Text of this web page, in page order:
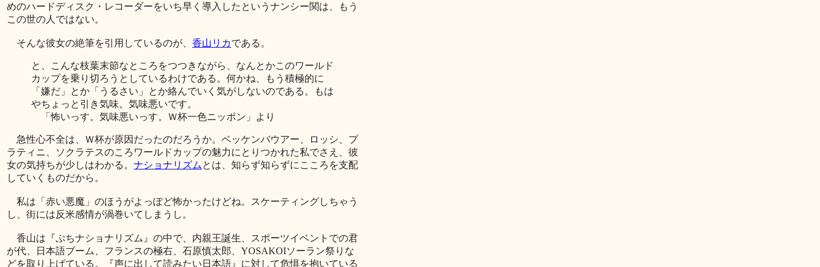
めのハードディスク・レコーダーをいち早く導入したというナンシー関は、もう
この世の人ではない。
そんな彼女の絶筆を引用しているのが、 香山リカである。
と、こんな枝葉末節なところをつつきながら、なんとかこのワールド
カップを乗り切ろうとしているわけである。何かね、もう積極的に
「嫌だ」とか「うるさい」とか絡んでいく気がしないのである。もは
やちょっと引き気味。気味悪いです。
「怖いっす。気味悪いっす。Ｗ杯一色ニッポン」より
急性心不全は、Ｗ杯が原因だったのだろうか。ベッケンバウアー、ロッシ、プ
ラティニ、ソクラテスのころワールドカップの魅力にとりつかれた私でさえ、彼
女の気持ちが少しはわかる。 ナショナリズム とは、知らず知らずにこころを支配
していくものだから。
私は「赤い悪魔」のほうがよっぽど怖かったけどね。スケーティングしちゃう
し、街には反米感情が渦巻いてしまうし。
香山は『ぷちナショナリズム』の中で、内親王誕生、スポーツイベントでの君
が代、日本語ブーム、フランスの極右、石原慎太郎、YOSAKOIソーラン祭りな
どを取り上げている。『声に出して読みたい日本語』に対して危惧を抱いている